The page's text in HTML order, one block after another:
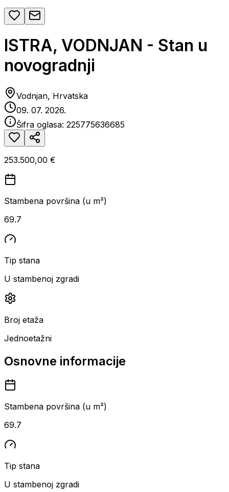
ISTRA, VODNJAN - Stan u
novogradnji
Vodnjan, Hrvatska
09. 07. 2026.
Šifra oglasa: 225775636685
253.500,00 €
Stambena površina (u m²)
69.7
Tip stana
U stambenoj zgradi
Broj etaža
Jednoetažni
Osnovne informacije
Stambena površina (u m²)
69.7
Tip stana
U stambenoj zgradi